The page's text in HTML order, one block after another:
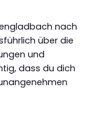
nach
über die
und
dass du dich